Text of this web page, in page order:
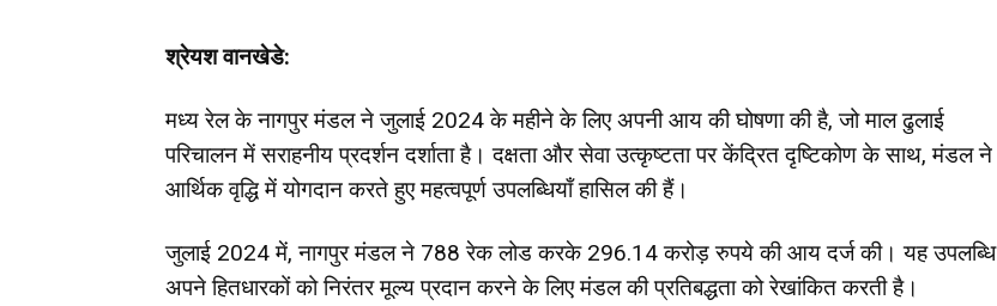
श्रेयश वानखेडे:
मध्य रेल के नागपुर मंडल ने जुलाई 2024 के महीने के लिए अपनी आय की घोषणा की है, जो माल ढुलाई
परिचालन में सराहनीय प्रदर्शन दर्शाता है। दक्षता और सेवा उत्कृष्टता पर केंद्रित दृष्टिकोण के साथ, मंडल ने
आर्थिक वृद्धि में योगदान करते हुए महत्वपूर्ण उपलब्धियाँ हासिल की हैं।
जुलाई 2024 में, नागपुर मंडल ने 788 रेक लोड करके 296.14 करोड़ रुपये की आय दर्ज की। यह उपलब्धि
अपने हितधारकों को निरंतर मूल्य प्रदान करने के लिए मंडल की प्रतिबद्धता को रेखांकित करती है।